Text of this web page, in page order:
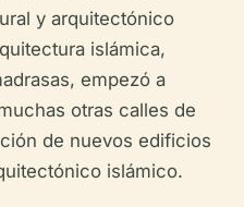
y arquitectónico
islámica,
empezó a
de nuevos edificios
islámico.